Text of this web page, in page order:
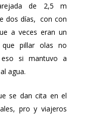
de 2,5 m
dos días, con con
a veces eran un
que pillar olas no
si mantuvo a
agua.
se dan cita en el
pro y viajeros